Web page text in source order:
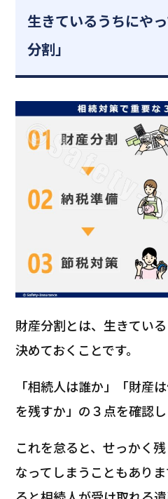
生きているうちにや
分割」
財産分割とは、生きてい
決めておくことです。
「相続人は誰か」「財産
を残すか」の３点を確認し
これを怠ると、せっかく
なってしまうこともあり